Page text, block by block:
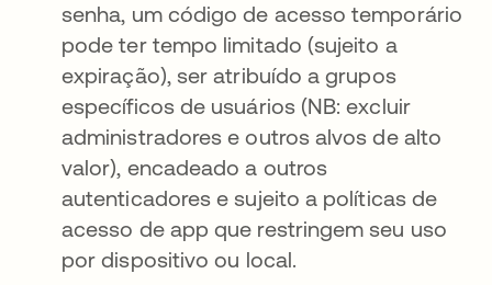
senha, um código de acesso temporário
pode ter tempo limitado (sujeito a
expiração), ser atribuído a grupos
específicos de usuários (NB: excluir
administradores e outros alvos de alto
valor), encadeado a outros
autenticadores e sujeito a políticas de
acesso de app que restringem seu uso
por dispositivo ou local.